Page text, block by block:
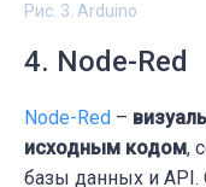
Рис. 3. Arduino
4. Node-Red
Node-Red –
исходным кодом,
базы данных и API.